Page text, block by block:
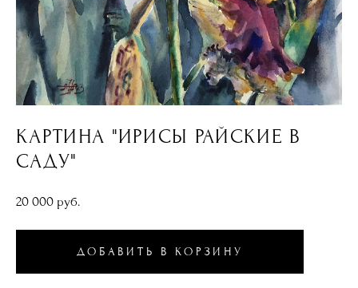
КАРТИНА "ИРИСЫ РАЙСКИЕ В
САДУ"
20 000 pуб.
ДОБАВИТЬ В КОРЗИНУ